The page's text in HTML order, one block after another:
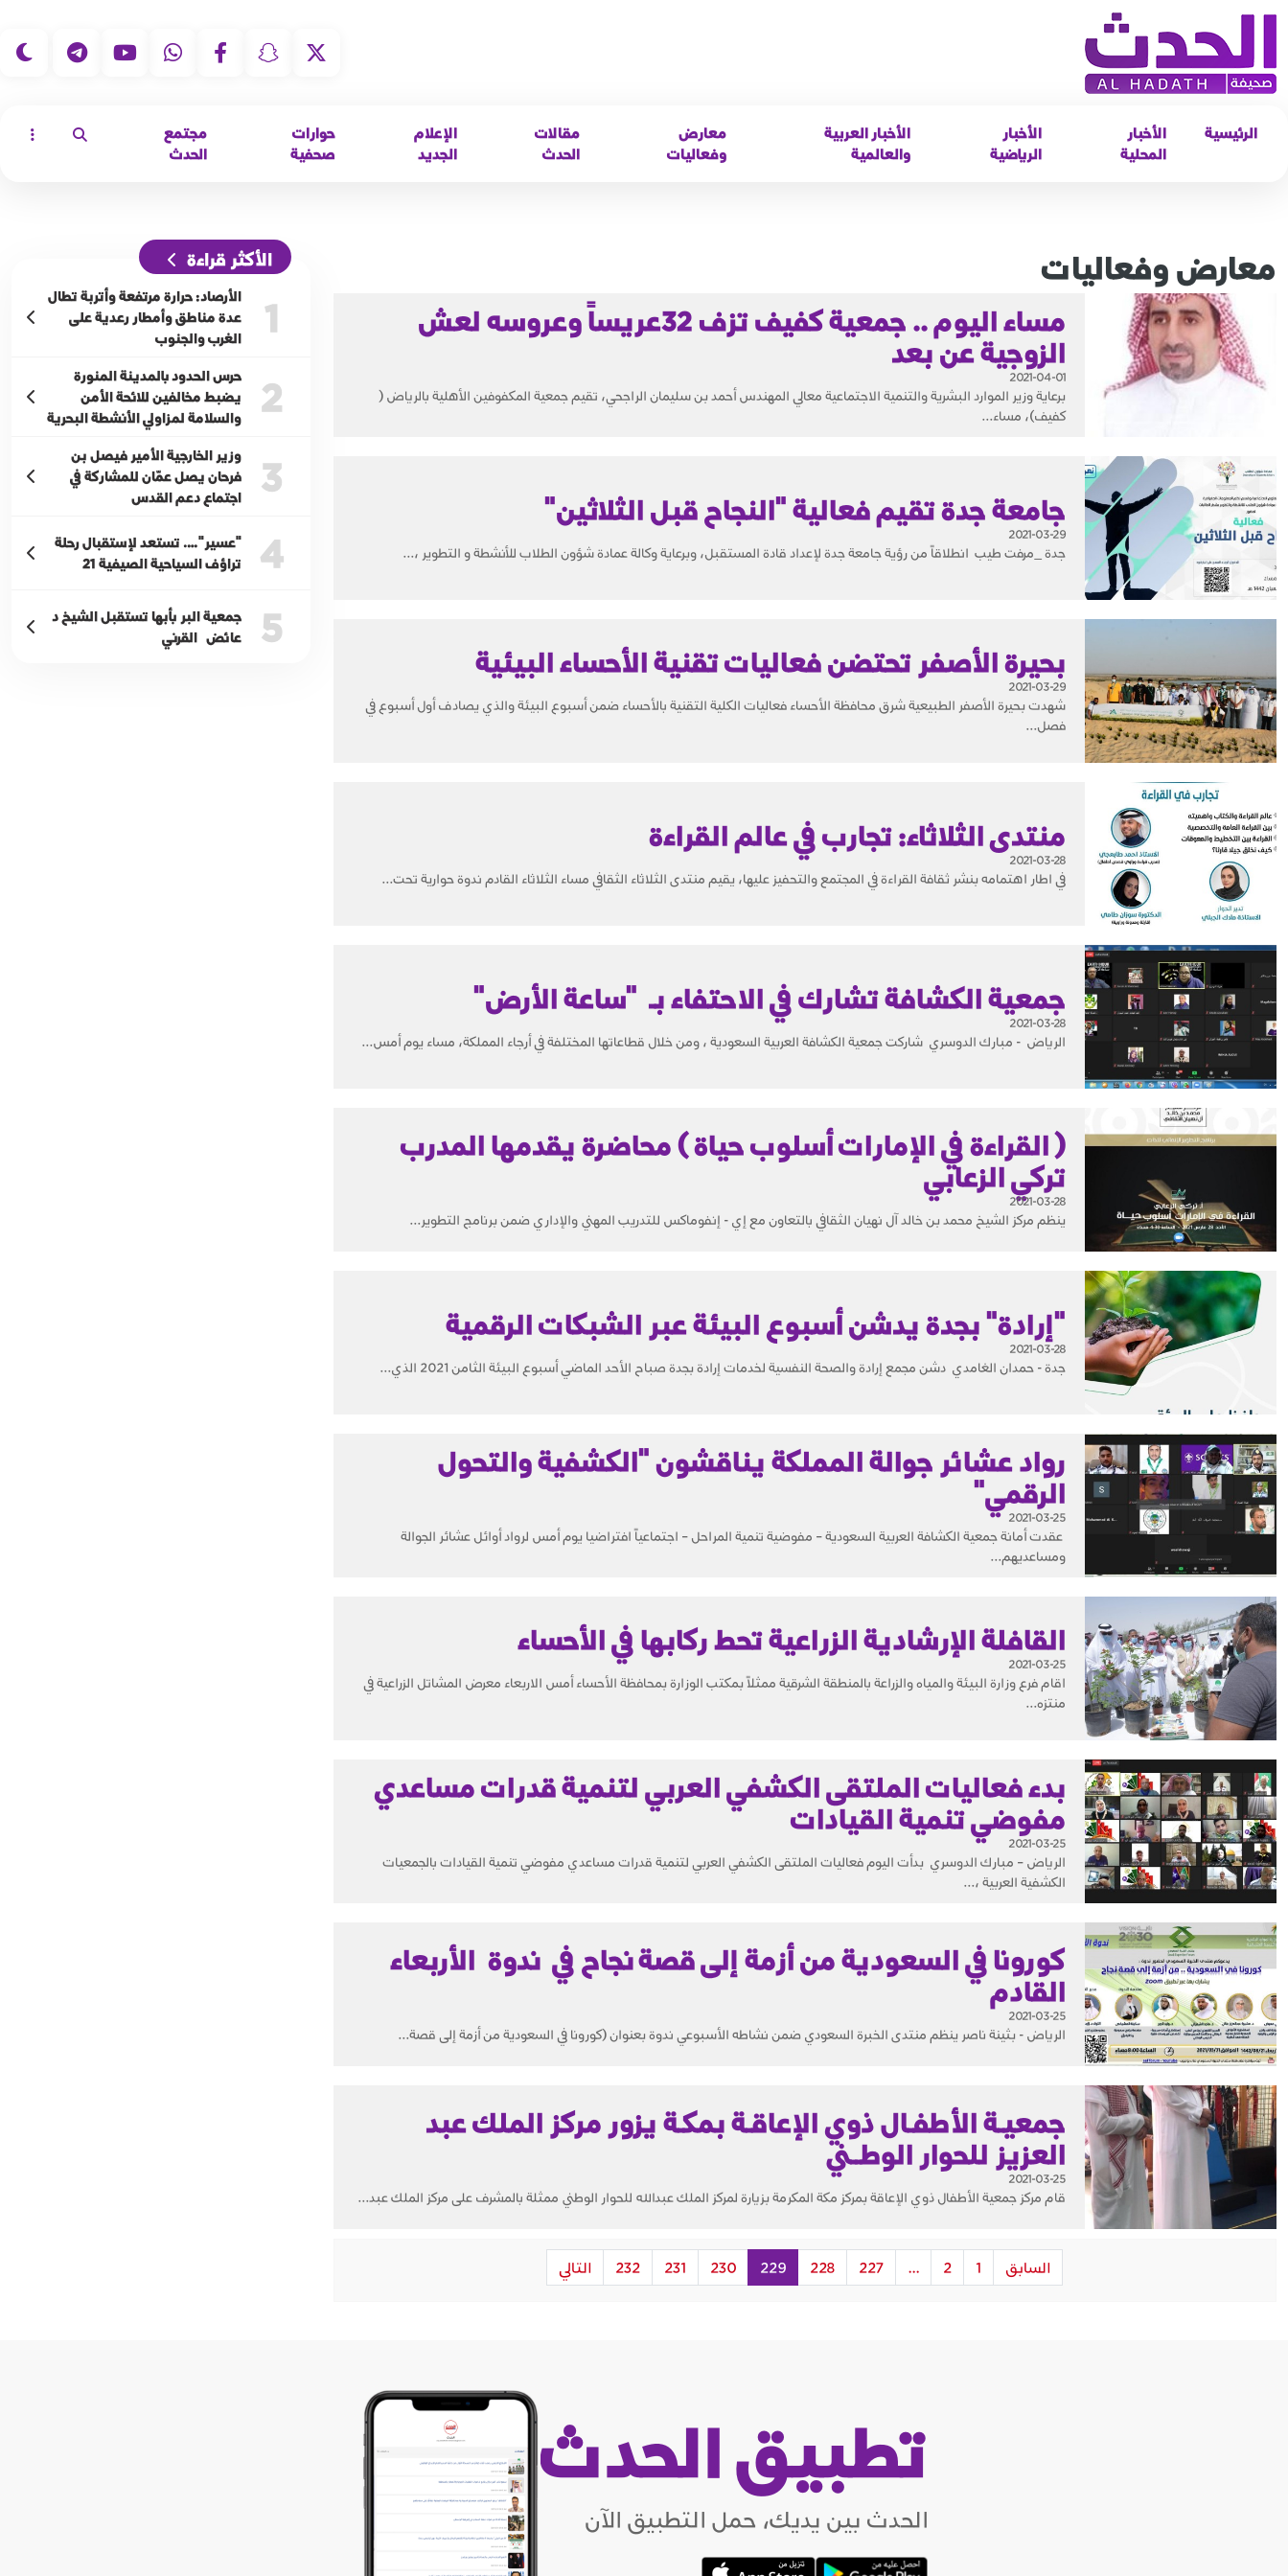
الرئيسية
الأخبار
المحلية
الأخبار
الرياضية
الأخبار العربية
والعالمية
معارض
وفعاليات
مقالات
الحدث
الإعلام
الجديد
حوارات
صحفية
مجتمع
الحدث
معارض وفعاليات
مساء اليوم .. جمعية كفيف تزف 32عريساً وعروسه لعش
الزوجية عن بعد
2021-04-01
برعاية وزير الموارد البشرية والتنمية الاجتماعية معالي المهندس أحمد بن سليمان الراجحي، تقيم جمعية المكفوفين الأهلية بالرياض (
كفيف)، مساء...
2021-03-29
جدة _مرفت طيب ‎انطلاقاً من رؤية جامعة جدة لإعداد قادة المستقبل، وبرعاية وكالة عمادة شؤون الطلاب للأنشطة و التطوير ،...
بحيرة الأصفر تحتضن فعاليات تقنية الأحساء البيئية
2021-03-29
شهدت بحيرة الأصفر الطبيعية شرق محافظة الأحساء فعاليات الكلية التقنية بالأحساء ضمن أسبوع البيئة والذي يصادف أول أسبوع في
فصل...
منتدى الثلاثاء: تجارب في عالم القراءة
2021-03-28
في اطار اهتمامه بنشر ثقافة القراءة في المجتمع والتحفيز عليها، يقيم منتدى الثلاثاء الثقافي مساء الثلاثاء القادم ندوة حوارية تحت...
جمعية الكشافة تشارك في الاحتفاء بـ "ساعة الأرض"
2021-03-28
الرياض - مبارك الدوسري شاركت جمعية الكشافة العربية السعودية ، ومن خلال قطاعاتها المختلفة في أرجاء المملكة، مساء يوم أمس...
( القراءة في الإمارات أسلوب حياة ) محاضرة يقدمها المدرب
تركي الزعابي
2021-03-28
ينظم مركز الشيخ محمد بن خالد آل نهيان الثقافي بالتعاون مع إي - إنفوماكس للتدريب المهني والإداري ضمن برنامج التطوير...
"إرادة" بجدة يدشن أسبوع البيئة عبر الشبكات الرقمية
2021-03-28
جدة - حمدان الغامدي دشن مجمع إرادة والصحة النفسية لخدمات إرادة بجدة صباح الأحد الماضي أسبوع البيئة الثامن 2021 الذي...
رواد عشائر جوالة المملكة يناقشون "الكشفية والتحول
الرقمي"
2021-03-25
عقدت أمانة جمعية الكشافة العربية السعودية – مفوضية تنمية المراحل – اجتماعياً افتراضيا يوم أمس لرواد أوائل عشائر الجوالة
ومساعديهم...
القافلة الإرشادية الزراعية تحط ركابها في الأحساء
2021-03-25
اقام فرع وزارة البيئة والمياه والزراعة بالمنطقة الشرقية ممثلاً بمكتب الوزارة بمحافظة الأحساء أمس الاربعاء معرض المشاتل الزراعية في
منتزه...
بدء فعاليات الملتقى الكشفي العربي لتنمية قدرات مساعدي
مفوضي تنمية القيادات
2021-03-25
الرياض – مبارك الدوسري بدأت اليوم فعاليات الملتقى الكشفي العربي لتنمية قدرات مساعدي مفوضي تنمية القيادات بالجمعيات
الكشفية العربية ،...
كورونا في السعودية من أزمة إلى قصة نجاح في ندوة الأربعاء
القادم
2021-03-25
الرياض - بثينة ناصر ينظم منتدى الخبرة السعودي ضمن نشاطه الأسبوعي ندوة بعنوان (كورونا في السعودية من أزمة إلى قصة...
جمعيـة الأطفـال ذوي الإعاقـة بمكـة يزور مركز الملك عبد
العزيز للحوار الوطــني
2021-03-25
قام مركز جمعية الأطفال ذوي الإعاقة بمركز مكة المكرمة بزيارة لمركز الملك عبدالله للحوار الوطني ممثلة بالمشرف على مركز الملك عبد...
السابق 1
2
...
227
228
229
230
231
232 التالي
الأكثر قراءة
1
الأرصاد: حرارة مرتفعة وأتربة تطال
عدة مناطق وأمطار رعدية على
الغرب والجنوب
2
حرس الحدود بالمدينة المنورة
يضبط مخالفين للائحة الأمن
والسلامة لمزاولي الأنشطة البحرية
3
وزير الخارجية الأمير فيصل بن
فرحان يصل عمّان للمشاركة في
اجتماع دعم القدس
4
"عسير"…. تستعد لإستقبال رحلة
تراؤف السياحية الصيفية 21
5
جمعية البر بأبها تستقبل الشيخ د
عائض القرني
تطبيق الحدث
الحدث بين يديك، حمل التطبيق الآن